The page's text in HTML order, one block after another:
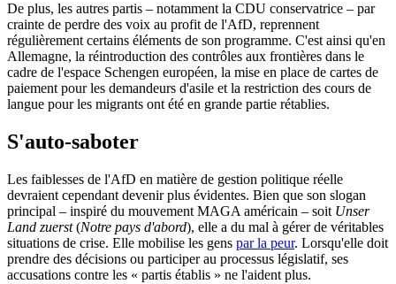
De plus, les autres partis – notamment la CDU conservatrice – par
crainte de perdre des voix au profit de l'AfD, reprennent
régulièrement certains éléments de son programme. C'est ainsi qu'en
Allemagne, la réintroduction des contrôles aux frontières dans le
cadre de l'espace Schengen européen, la mise en place de cartes de
paiement pour les demandeurs d'asile et la restriction des cours de
langue pour les migrants ont été en grande partie rétablies.
S'auto-saboter
Les faiblesses de l'AfD en matière de gestion politique réelle
devraient cependant devenir plus évidentes. Bien que son slogan
principal – inspiré du mouvement MAGA américain – soit Unser
Land zuerst(Notre pays d'abord), elle a du mal à gérer de véritables
situations de crise. Elle mobilise les gens par la peur. Lorsqu'elle doit
prendre des décisions ou participer au processus législatif, ses
accusations contre les « partis établis » ne l'aident plus.